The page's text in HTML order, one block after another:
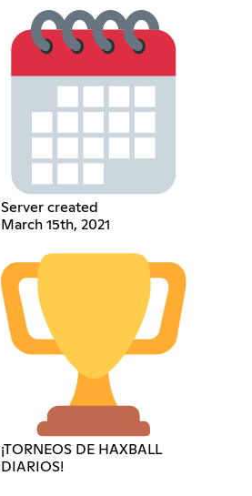
Server created
March 15th, 2021
¡TORNEOS DE HAXBALL
DIARIOS!